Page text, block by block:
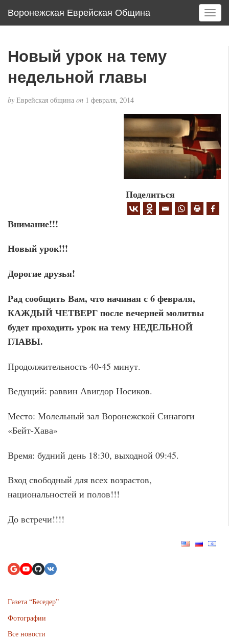
Воронежская Еврейская Община
T
o
i
g
t
i
Новый урок на тему
недельной главы
by Еврейская община on 1 февраля, 2014
Поделиться
Внимание!!!
Новый урок!!!
Дорогие друзья!
Рад сообщить Вам, что начиная с 6 февраля,
КАЖДЫЙ ЧЕТВЕРГ после вечерней молитвы
будет проходить урок на тему НЕДЕЛЬНОЙ
ГЛАВЫ.
Продолжительность 40-45 минут.
Ведущий: раввин Авигдор Носиков.
Место: Молельный зал Воронежской Синагоги
«Бейт-Хава»
Время: будний день 18:30, выходной 09:45.
Вход свободный для всех возрастов,
национальностей и полов!!!
До встречи!!!!
Газета “Беседер”
Фотографии
Все новости